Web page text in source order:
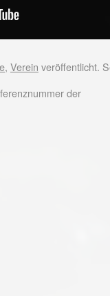
, Verein veröffentlicht.
der